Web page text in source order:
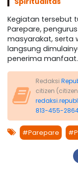
Kegiatan tersebut
Parepare, pengurus
masyarakat, serta
langsung
penerima
Redaksi
citizen
813-455-
#Parepare